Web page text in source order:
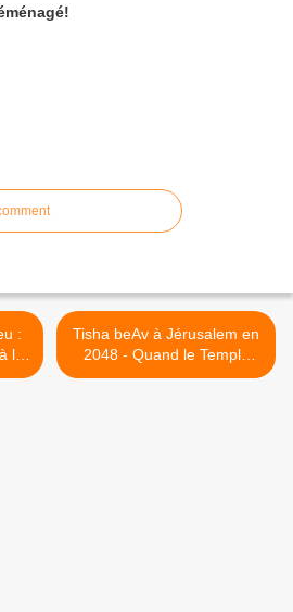
la
Tisha beAv à Jérusalem en
2048 - Quand le Temple
sera reconstruit… >